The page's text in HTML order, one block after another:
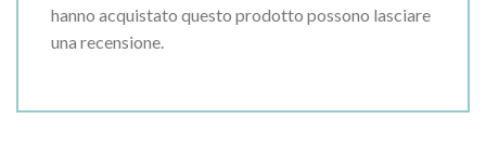
hanno acquistato questo prodotto possono lasciare
una recensione.